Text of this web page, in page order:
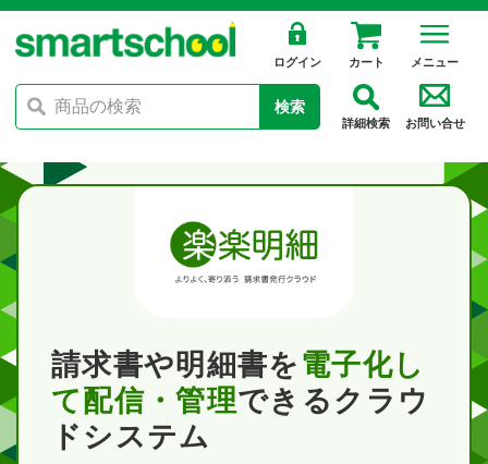
ログイン カート メニュー
検索
詳細検索 お問い合せ
請求書や明細書を 電子化し
て配信・管理できるクラウ
ドシステム